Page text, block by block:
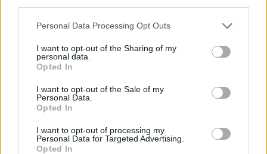
Personal Data Processing Opt Outs
I want to opt-out of the Sharing of my
personal data.
Opted In
I want to opt-out of the Sale of my
Personal Data.
Opted In
I want to opt-out of processing my
Personal Data for Targeted Advertising.
Opted In
A rovat további cikkei